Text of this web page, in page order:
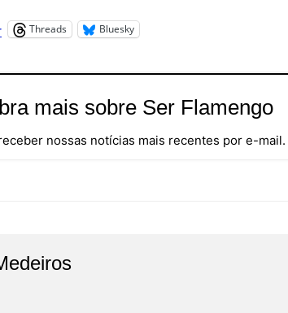
Threads Bluesky
mais sobre Ser Flamengo
nossas notícias mais recentes por e-mail.